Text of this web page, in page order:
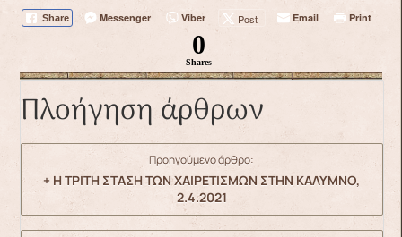
Share Messenger Viber Post Email Print
0
Shares
Πλοήγηση άρθρων
Προηγούμενο άρθρο:
+ Η ΤΡΙΤΗ ΣΤΑΣΗ ΤΩΝ ΧΑΙΡΕΤΙΣΜΩΝ ΣΤΗΝ ΚΑΛΥΜΝΟ,
2.4.2021